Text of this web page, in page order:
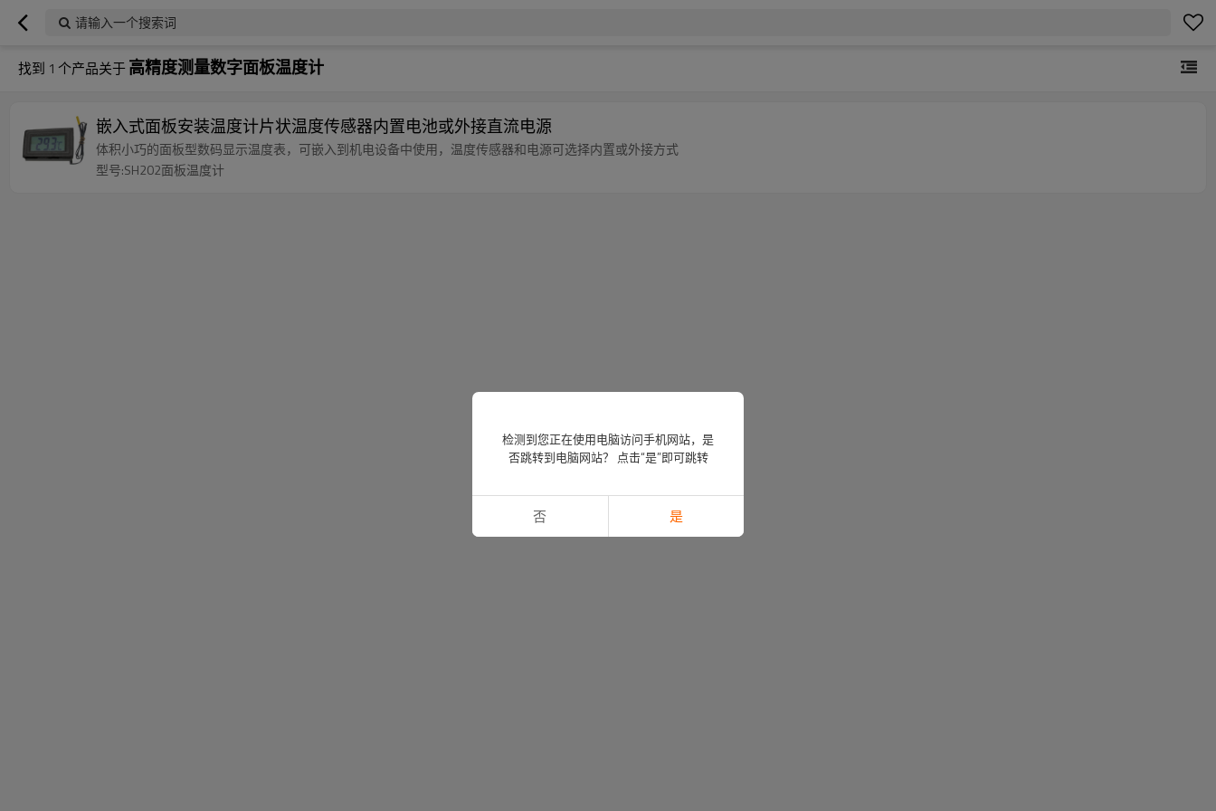
请输入一个搜索词
找到 1 个产品关于高精度测量数字面板温度计
嵌入式面板安装温度计片状温度传感器内置电池或外接直流电源
体积小巧的面板型数码显示温度表，可嵌入到机电设备中使用，温度传感器和电源可选择内置或外接方式
型号:SH202面板温度计
检测到您正在使用电脑访问手机网站，是
否跳转到电脑网站？ 点击“是”即可跳转
否 是